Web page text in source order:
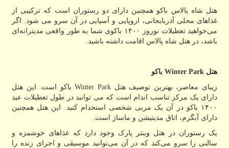
هتل شاه پالاس باکو همچنین دارای دو رستوران است که ترکیبی از
غذاهای محلی آذربایجانی، اروپایی و آسیایی در آن سرو می شود. اگر
می‌خواهید تعطیلات نوروز ۱۴۰۰ باکوی شما به طور واقعی مدیترانه‌ای
باشد، در هتل شاه پالاس اقامت داشته باشید.
هتل Winter Park باکو
زیبای معاصر، بهترین توصیف هتل Winter Park باکو است. این هتل
دارای یک مرکز تناسب اندام است که می توانید در طول تعطیلات عید
۱۴۰۰ باکو در آن یک مربی شخصی استخدام کنید. این هتل همچنین
دارای آبگرم، اتاق مدیتیشن و ماساژ است.
یک رستوران در هتل وینتر پارک وجود دارد که غذاهای خوشمزه و
سالنی را سرو می‌کند که در آن می‌توانید موسیقی و اجرای زنده را